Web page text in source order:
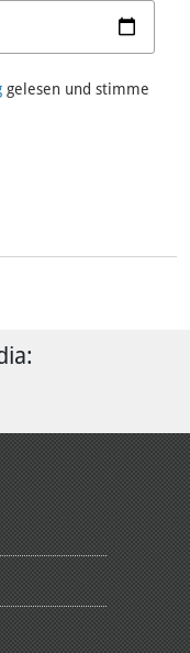
gelesen und stimme